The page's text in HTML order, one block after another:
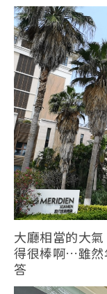
大廳相當的大
得很棒啊…雖然
答